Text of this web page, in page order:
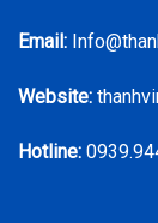
Email:
Website:
Hotline: